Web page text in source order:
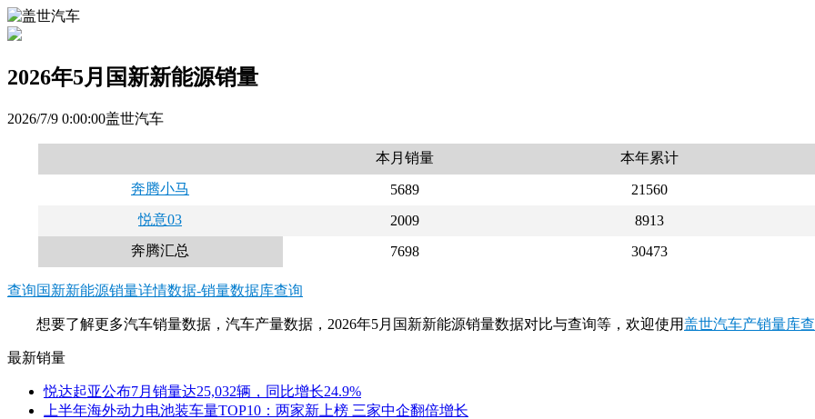
2026年5月国新新能源销量
2026/7/9 0:00:00盖世汽车
本月销量 本年累计
奔腾小马
5689 21560
悦意03
2009 8913
奔腾汇总
7698 30473
查询国新新能源销量详情数据-销量数据库查询
想要了解更多汽车销量数据，汽车产量数据，2026年5月国新新能源销量数据对比与查询等，欢迎使用盖世汽车产销量库查
最新销量
悦达起亚公布7月销量达25,032辆，同比增长24.9%
上半年海外动力电池装车量TOP10：两家新上榜 三家中企翻倍增长